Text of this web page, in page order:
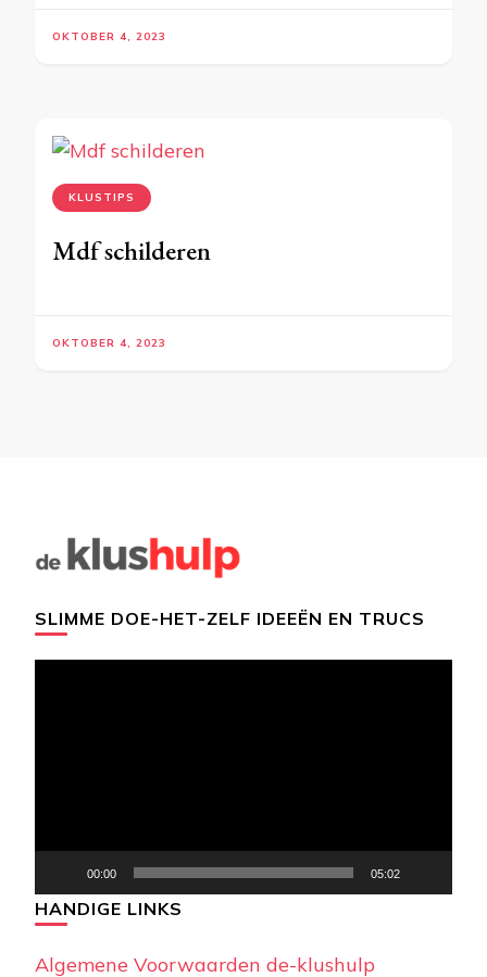
OKTOBER 4, 2023
KLUSTIPS
Mdf schilderen
OKTOBER 4, 2023
SLIMME DOE-HET-ZELF IDEEËN EN TRUCS
00:00 05:02
HANDIGE LINKS
Algemene Voorwaarden de-klushulp